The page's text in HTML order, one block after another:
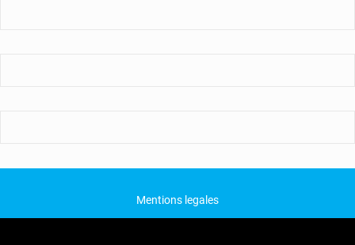
Mentions legales